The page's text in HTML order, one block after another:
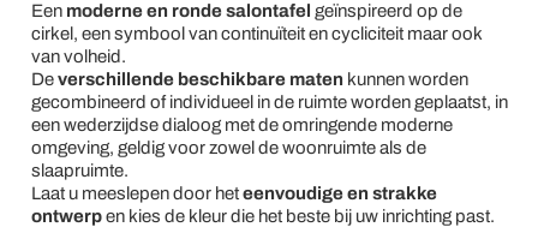
Een moderne en ronde salontafel geïnspireerd op de
cirkel, een symbool van continuïteit en cycliciteit maar ook
van volheid.
Deverschillende beschikbare maten kunnen worden
gecombineerd of individueel in de ruimte worden geplaatst, in
een wederzijdse dialoog met de omringende moderne
omgeving, geldig voor zowel de woonruimte als de
slaapruimte.
Laat u meeslepen door heteenvoudige en strakke
ontwerpen kies de kleur die het beste bij uw inrichting past.